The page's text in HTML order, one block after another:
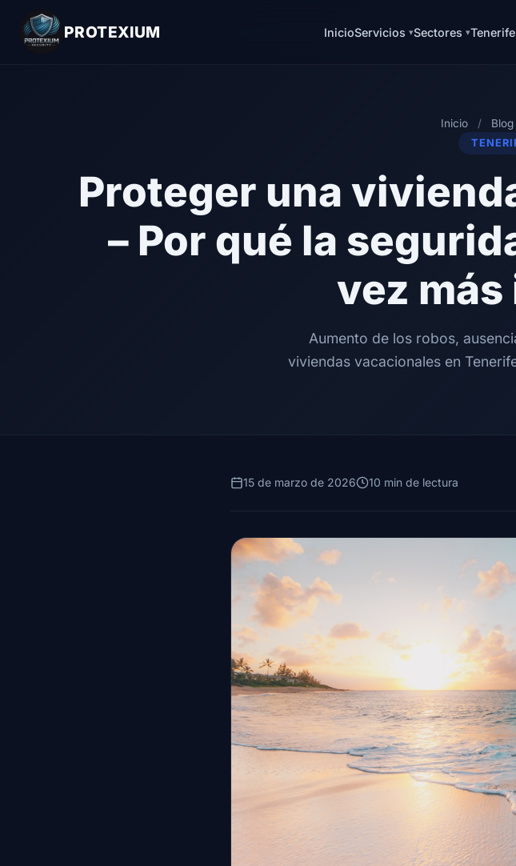
PROTEXIUM InicioServicios Sectores Tenerife
Inicio / Blog
Proteger una
– Por qué la
vez
Aumento de los robos,
viviendas vacacionales en
15 de marzo de 2026 10 min de lectura